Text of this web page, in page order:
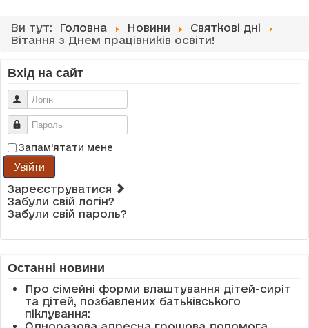
Ви тут: Головна Новини
Святкові дні
Вітання з Днем працівників освіти!
Вхід на сайт
Логін
Пароль
Запам'ятати мене
Увійти
Зареєструватися
Забули свій логін?
Забули свій пароль?
Останні новини
Про сімейні форми влаштування дітей-сиріт
та дітей, позбавлених батьківського
піклування: